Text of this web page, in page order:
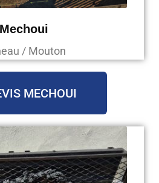
Mechoui
/ Mouton
MECHOUI